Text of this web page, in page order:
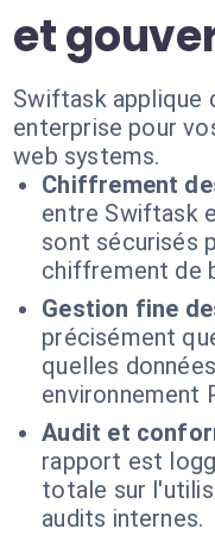
et
Swiftask applique
enterprise pour
web systems.
Chiffrement
entre Swiftask
sont sécurisés
chiffrement de
Gestion fine
précisément
quelles
environnement
Audit et
rapport est
totale sur
audits internes.